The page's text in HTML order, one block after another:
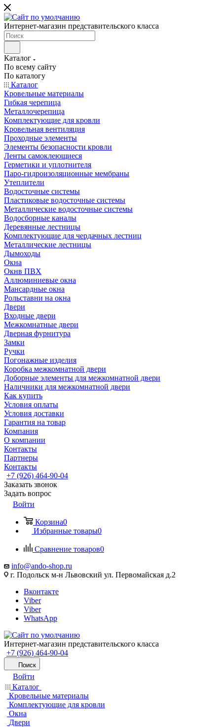
Интернет-магазин представительского класса
Каталог
По всему сайту
По каталогу
Каталог
Кровельные материалы
Гибкая черепица
Металлочерепица
Комплектующие для кровли
Кровельная вентиляция
Проходные элементы
Элементы безопасности кровли
Ленты самоклеющиеся
Герметики и уплотнителя
Паро-гидроизоляционные мембраны
Утеплители
Водосточные системы
Пластиковые водосточные системы
Металлические водосточные системы
Водосборные каналы
Деревянные лестницы
Комплектующие для чердачных лестниц
Металлические лестницы
Дымоходы
Окна
Окнв ПВХ
Аллюминиевые окна
Мансардные окна
Рольставни на окна
Двери
Входные двери
Межкомнатные двери
Дверная фурнитура
Замки
Ручки
Погонажные изделия
Коробка межкомнатной двери
Доборные элементы для межкомнатной двери
Наличники для межкомнатной двери
Как купить
Условия оплаты
Условия доставки
Гарантия на товар
Компания
О компании
Контакты
Партнеры
Контакты
+7 (926) 464-90-04
Заказать звонок
Задать вопрос
Войти
Корзина0
Избранные товары0
Сравнение товаров0
info@ando-shop.ru
г. Подольск м-н Львовский ул. Первомайская д.2
Вконтакте
Viber
Viber
WhatsApp
Интернет-магазин представительского класса
+7 (926) 464-90-04
Поиск
Войти
Каталог
Кровельные материалы
Комплектующие для кровли
Окна
Двери